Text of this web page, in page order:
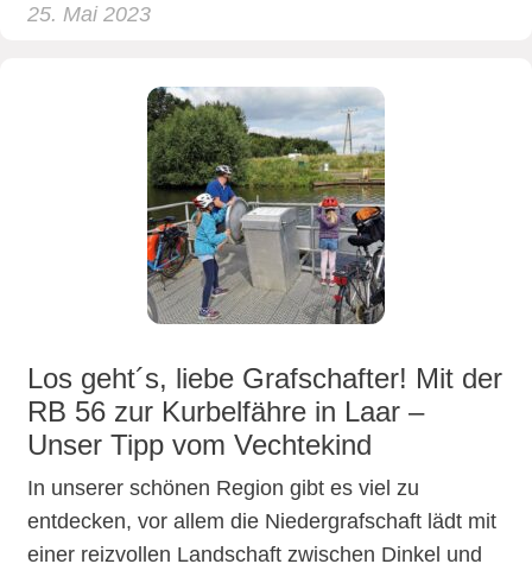
25. Mai 2023
Los geht´s, liebe Grafschafter! Mit der
RB 56 zur Kurbelfähre in Laar –
Unser Tipp vom Vechtekind
In unserer schönen Region gibt es viel zu
entdecken, vor allem die Niedergrafschaft lädt mit
einer reizvollen Landschaft zwischen Dinkel und